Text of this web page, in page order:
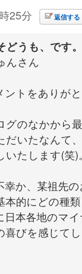
25分 返信する
どうも、です。
んさん
ントをありが
グのなかから
だいたなんて
いたします(笑)
幸か、某祖先
本的にどの種
日本各地のマ
喜びを感じて